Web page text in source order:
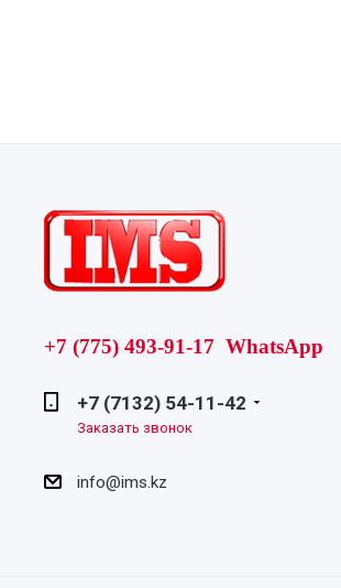
+7 (775) 493-91-17 WhatsApp
+7 (7132) 54-11-42
Заказать звонок
info@ims.kz